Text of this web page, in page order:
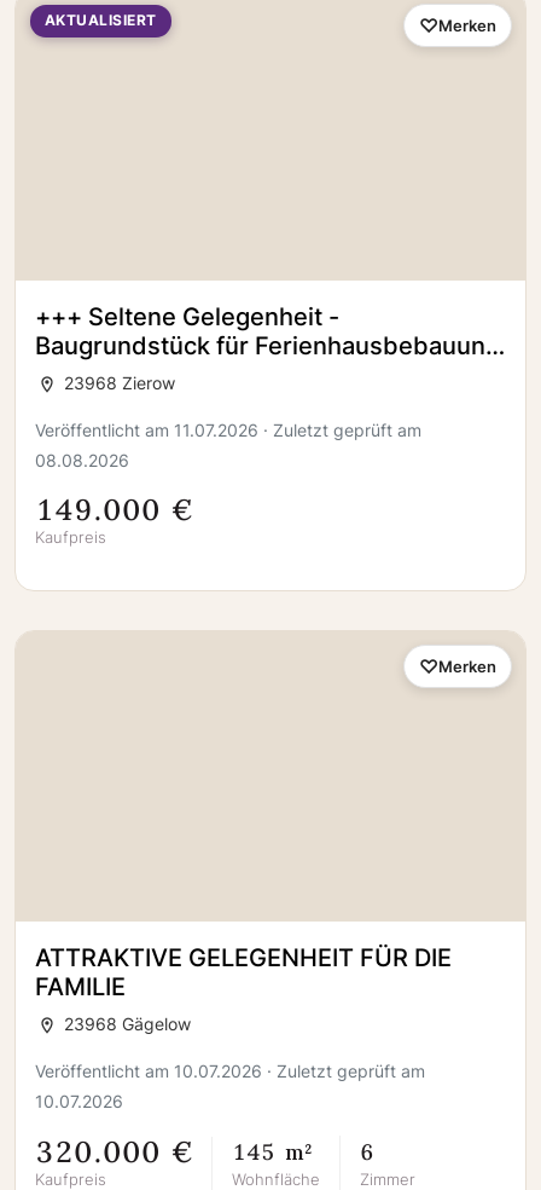
AKTUALISIERT
+++ Seltene Gelegenheit -
Baugrundstück für Ferienhausbebauung
in bester Lage in Zierow +++
23968 Zierow
Veröffentlicht am 11.07.2026 · Zuletzt geprüft am
08.08.2026
149.000 €
Kaufpreis
Merken
ATTRAKTIVE GELEGENHEIT FÜR DIE
FAMILIE
23968 Gägelow
Veröffentlicht am 10.07.2026 · Zuletzt geprüft am
10.07.2026
320.000 €
Kaufpreis
145 m²
Wohnfläche
6
Zimmer
Merken